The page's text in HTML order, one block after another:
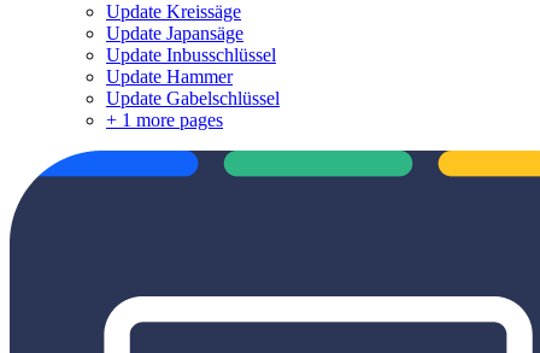
Update Kreissäge
Update Japansäge
Update Inbusschlüssel
Update Hammer
Update Gabelschlüssel
+ 1 more pages